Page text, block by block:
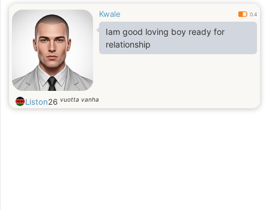
Kwale 0.4
Iam good loving boy ready for
relationship
Liston26 vuotta vanha